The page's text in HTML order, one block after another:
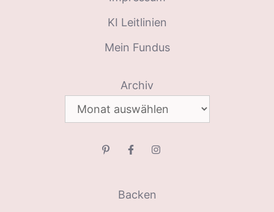
KI Leitlinien
Mein Fundus
Archiv
Backen